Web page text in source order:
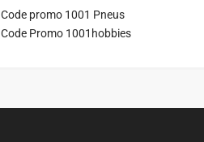
Code promo 1001 Pneus
Code Promo 1001hobbies